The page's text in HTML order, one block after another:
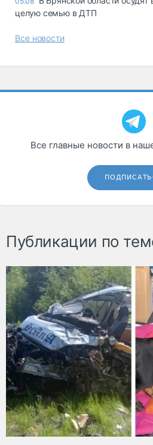
целую семью в ДТП
Все новости
Все главные новости в
Публикации по